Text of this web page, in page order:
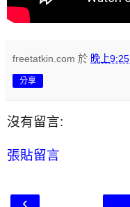
freetatkin.com 於 晚上9:25
分享
沒有留言:
張貼留言
‹